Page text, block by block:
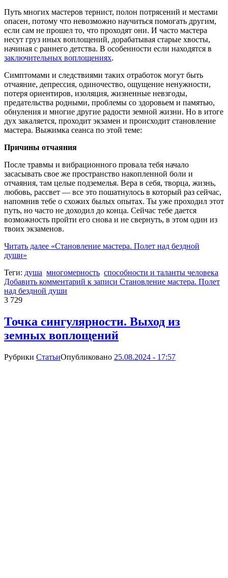
Путь многих мастеров тернист, полон потрясений и местами
опасен, потому что невозможно научиться помогать другим,
если сам не прошел то, что проходят они. И часто мастера
несут груз иных воплощений, дорабатывая старые хвосты,
начиная с раннего детства. В особенности если находятся в
заключительных воплощениях.
Симптомами и следствиями таких отработок могут быть
отчаяние, депрессия, одиночество, ощущение ненужности,
потеря ориентиров, изоляция, жизненные невзгоды,
предательства родными, проблемы со здоровьем и памятью,
обнуления и многие другие радости земной жизни. Но в итоге
дух закаляется, проходит экзамен и происходит становление
мастера. Выжимка сеанса по этой теме:
Причины отчаяния
После травмы и вибрационного провала тебя начало
засасывать свое же пространство накопленной боли и
отчаяния, там целые подземелья. Вера в себя, творца, жизнь,
любовь, рассвет — все это пошатнулось в который раз сейчас,
напомнив тебе о схожих былых опытах. Ты уже проходил этот
путь, но часто не доходил до конца. Сейчас тебе дается
возможность пройти его снова и не свернуть, в этом один из
твоих экзаменов.
Читать далее «Становление мастера. Полет над бездной
души»
Теги: душа многомерность способности и таланты человека
Добавить комментарий к записи Становление мастера. Полет
над бездной души
3 729
Точка сингулярности. Выход из
земных воплощений
Рубрики СтатьиОпубликовано 25.08.2024 - 17:57